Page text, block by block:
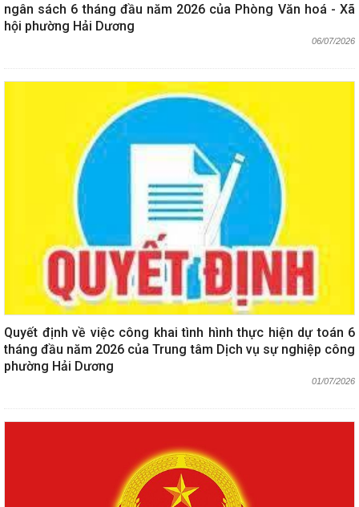
ngân sách 6 tháng đầu năm 2026 của Phòng Văn hoá - Xã
hội phường Hải Dương
06/07/2026
Quyết định về việc công khai tình hình thực hiện dự toán 6
tháng đầu năm 2026 của Trung tâm Dịch vụ sự nghiệp công
phường Hải Dương
01/07/2026